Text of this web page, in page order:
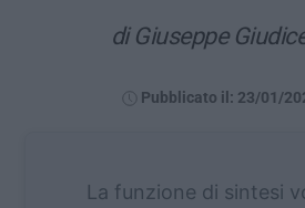
di Giuseppe
Pubblicato il: 23/01/
La funzione di sintesi